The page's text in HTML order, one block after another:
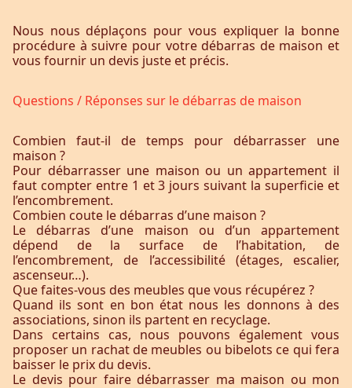
Nous nous déplaçons pour vous expliquer la bonne
procédure à suivre pour votre débarras de maison et
vous fournir un devis juste et précis.
Questions / Réponses sur le débarras de maison
Combien faut-il de temps pour débarrasser une
maison ?
Pour débarrasser une maison ou un appartement il
faut compter entre 1 et 3 jours suivant la superficie et
l’encombrement.
Combien coute le débarras d’une maison ?
Le débarras d’une maison ou d’un appartement
dépend de la surface de l’habitation, de
l’encombrement, de l’accessibilité (étages, escalier,
ascenseur…).
Que faites-vous des meubles que vous récupérez ?
Quand ils sont en bon état nous les donnons à des
associations, sinon ils partent en recyclage.
Dans certains cas, nous pouvons également vous
proposer un rachat de meubles ou bibelots ce qui fera
baisser le prix du devis.
Le devis pour faire débarrasser ma maison ou mon